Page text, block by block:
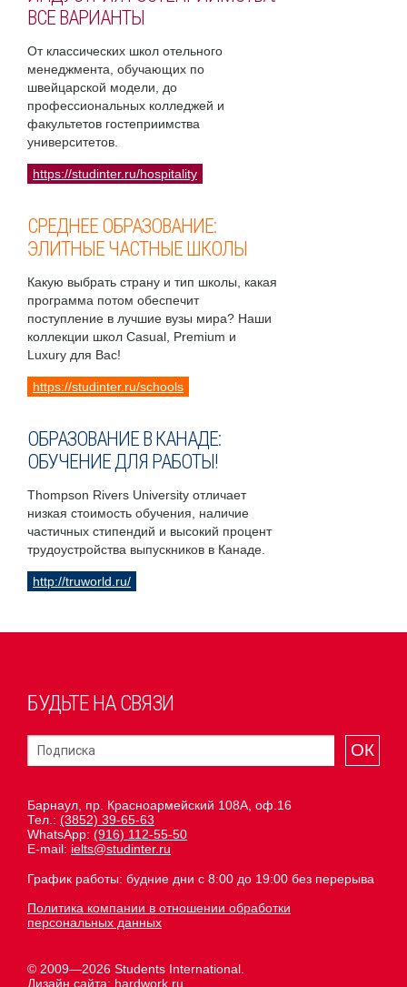
ВСЕ ВАРИАНТЫ
От классических школ отельного
менеджмента, обучающих по
швейцарской модели, до
профессиональных колледжей и
факультетов гостеприимства
университетов.
https://studinter.ru/hospitality
СРЕДНЕЕ ОБРАЗОВАНИЕ:
ЭЛИТНЫЕ ЧАСТНЫЕ ШКОЛЫ
Какую выбрать страну и тип школы, какая
программа потом обеспечит
поступление в лучшие вузы мира? Наши
коллекции школ Casual, Premium и
Luxury для Вас!
https://studinter.ru/schools
ОБРАЗОВАНИЕ В КАНАДЕ:
ОБУЧЕНИЕ ДЛЯ РАБОТЫ!
Thompson Rivers University отличает
низкая стоимость обучения, наличие
частичных стипендий и высокий процент
трудоустройства выпускников в Канаде.
http://truworld.ru/
БУДЬТЕ НА СВЯЗИ
ОК
Барнаул, пр. Красноармейский 108А, оф.16
Тел.: (3852) 39-65-63
WhatsApp: (916) 112-55-50
E-mail: ielts@studinter.ru
График работы: будние дни с 8:00 до 19:00 без перерыва
Политика компании в отношении обработки
персональных данных
© 2009—2026 Students International.
Дизайн сайта: hardwork.ru